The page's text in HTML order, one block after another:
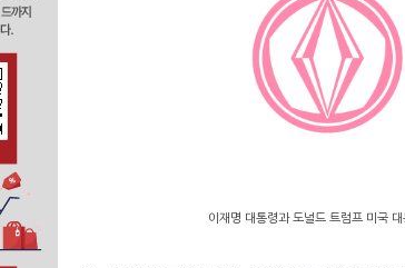
이재명 대통령과 도널드 트럼프 미국